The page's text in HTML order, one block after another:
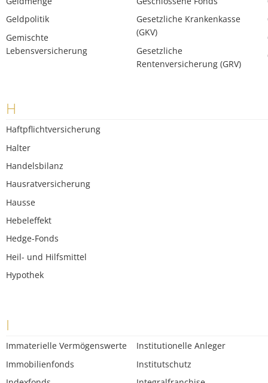
Geldpolitik
Gemischte
Lebensversicherung
Gesetzliche Krankenkasse
(GKV)
Gesetzliche
Rentenversicherung (GRV)
H
Haftpflichtversicherung
Halter
Handelsbilanz
Hausratversicherung
Hausse
Hebeleffekt
Hedge-Fonds
Heil- und Hilfsmittel
Hypothek
I
Immaterielle Vermögenswerte
Immobilienfonds
Institutionelle Anleger
Institutschutz